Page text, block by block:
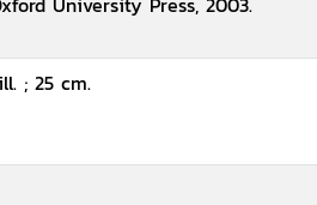
; 25 cm.